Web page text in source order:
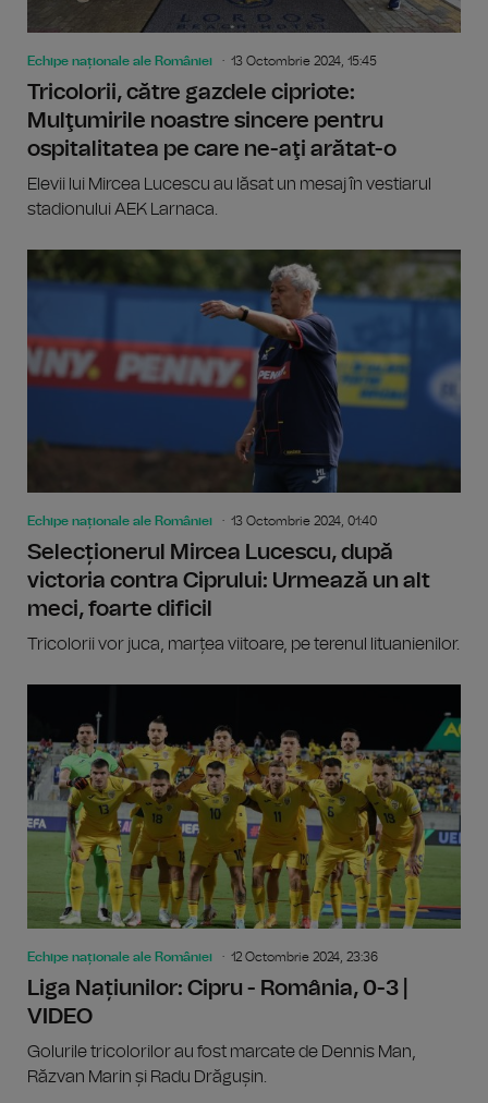
Echipe naționale ale României 13 Octombrie 2024, 15:45
Tricolorii, către gazdele cipriote:
Mulţumirile noastre sincere pentru
ospitalitatea pe care ne-aţi arătat-o
Elevii lui Mircea Lucescu au lăsat un mesaj în vestiarul
stadionului AEK Larnaca.
Echipe naționale ale României 13 Octombrie 2024, 01:40
Selecționerul Mircea Lucescu, după
victoria contra Ciprului: Urmează un alt
meci, foarte dificil
Tricolorii vor juca, marțea viitoare, pe terenul lituanienilor.
Echipe naționale ale României 12 Octombrie 2024, 23:36
Liga Națiunilor: Cipru - România, 0-3 |
VIDEO
Golurile tricolorilor au fost marcate de Dennis Man,
Răzvan Marin și Radu Drăgușin.